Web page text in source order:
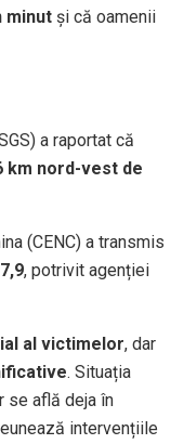
minut și că oamenii
a raportat că
km nord-vest de
(CENC) a transmis
, potrivit agenției
al victimelor, dar
. Situația
se află deja în
intervențiile